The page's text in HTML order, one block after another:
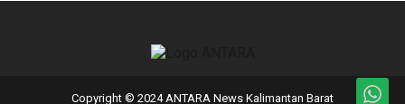
Copyright © 2024 ANTARA News Kalimantan Barat